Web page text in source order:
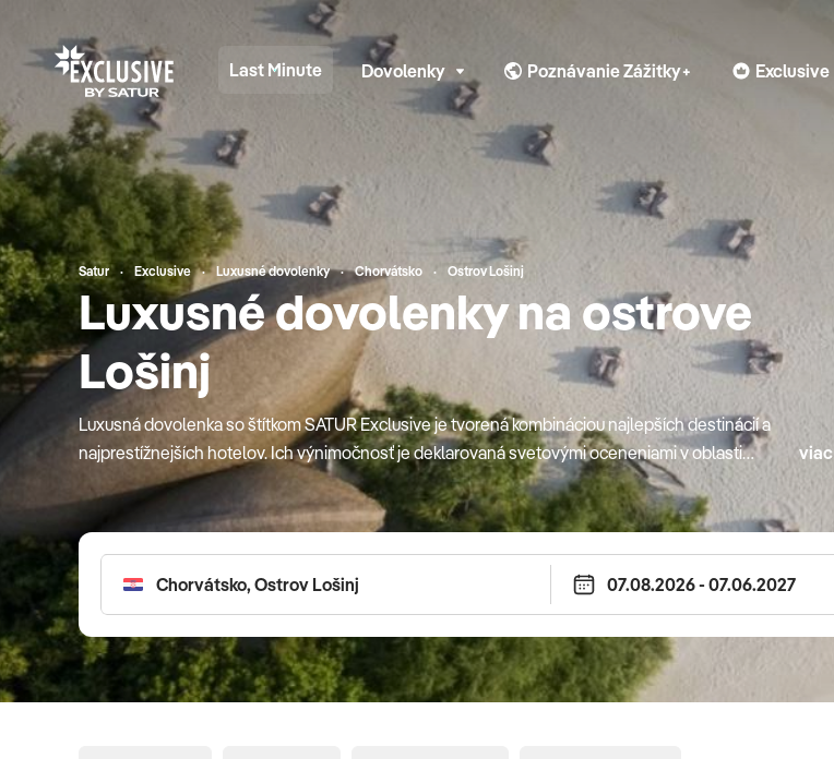
Last Minute Dovolenky Poznávanie Zážitky+ Exclusive
Satur Exclusive Luxusné dovolenky Chorvátsko Ostrov Lošinj
Luxusné dovolenky na ostrove
Lošinj
Luxusná dovolenka so štítkom SATUR Exclusive je tvorená kombináciou najlepších destinácií a
najprestížnejších hotelov. Ich výnimočnosť je deklarovaná svetovými oceneniami v oblasti
hotelierstva, preslávenými gurmánskymi reštauráciami, bohatou ponukou starostlivosti o telo a
diskrétnosťou aj počas roku 2026. Cestujte na exkluzívne dovolenkové miesta ako VIP zákazníci a
splňte si sny. Využite služby osobného poradcu a nechajte si svoju netradičnú dovolenku
naplánovať expertmi. Privátny transfer v zahraničí, vďaka ktorému vás prednostne, pohodlne a
prioritne dopravíme do vybraného hotela. V prípade voľných kapacít je aj upgrade pre našich
zákaznikov samozrejme zdarma.
viac